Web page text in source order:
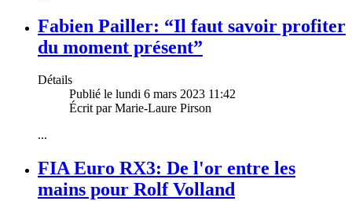
Fabien Pailler: “Il faut savoir profiter
du moment présent”
Détails
Publié le lundi 6 mars 2023 11:42
Écrit par Marie-Laure Pirson
...
FIA Euro RX3: De l'or entre les
mains pour Rolf Volland